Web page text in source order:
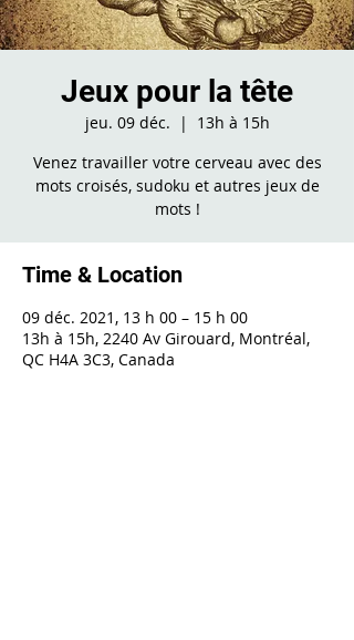
Jeux pour la tête
jeu. 09 déc.
  |
13h à 15h
Venez travailler votre cerveau avec des
mots croisés, sudoku et autres jeux de
mots !
Time & Location
09 déc. 2021, 13 h 00 – 15 h 00
13h à 15h, 2240 Av Girouard, Montréal,
QC H4A 3C3, Canada